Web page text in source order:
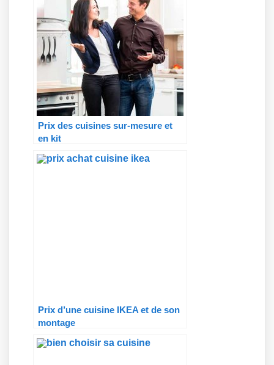
Prix des cuisines sur-mesure et
en kit
Prix d’une cuisine IKEA et de son
montage